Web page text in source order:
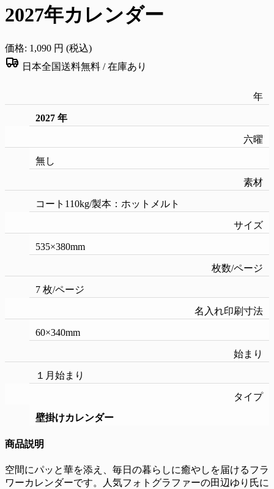
2027年カレンダー
価格: 1,090 円 (税込)
日本全国送料無料 /在庫あり
年
2027 年
六曜
無し
素材
コート110kg/製本：ホットメルト
サイズ
535×380mm
枚数/ページ
7 枚/ページ
名入れ印刷寸法
60×340mm
始まり
１月始まり
タイプ
壁掛けカレンダー
商品説明
空間にパッと華を添え、毎日の暮らしに癒やしを届けるフラ
ワーカレンダーです。人気フォトグラファーの田辺ゆり氏に